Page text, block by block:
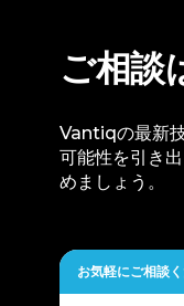
ご相談
Vantiqの最新
可能性を引き
めましょう。
お気軽にご相談